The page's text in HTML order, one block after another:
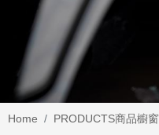
Home PRODUCTS商品櫥窗